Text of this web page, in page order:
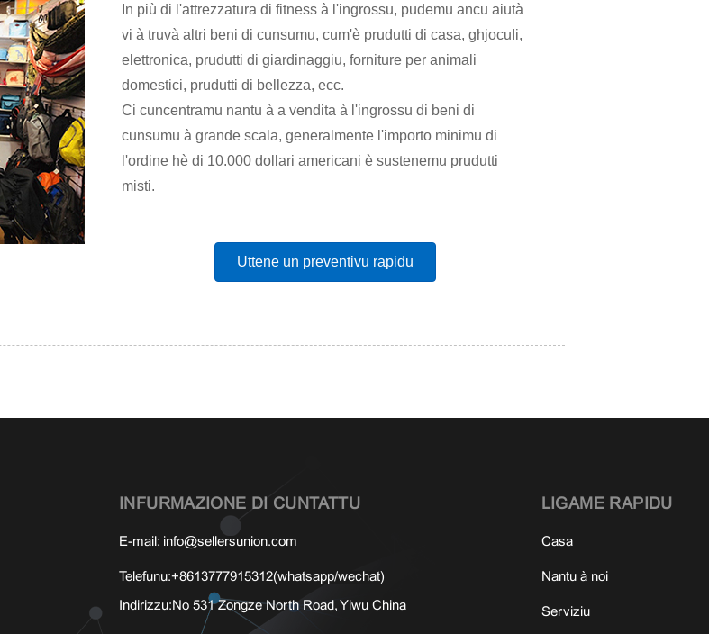
In più di l'attrezzatura di fitness à l'ingrossu, pudemu ancu aiutà
vi à truvà altri beni di cunsumu, cum'è prudutti di casa, ghjoculi,
elettronica, prudutti di giardinaggiu, forniture per animali
domestici, prudutti di bellezza, ecc.
Ci cuncentramu nantu à a vendita à l'ingrossu di beni di
cunsumu à grande scala, generalmente l'importo minimu di
l'ordine hè di 10.000 dollari americani è sustenemu prudutti
misti.
Uttene un preventivu rapidu
INFURMAZIONE DI CUNTATTU
E-mail: info@sellersunion.com
Telefunu:+8613777915312(whatsapp/wechat)
Indirizzu: No 531 Zongze North Road, Yiwu China
LIGAME RAPIDU
Casa
Nantu à noi
Serviziu